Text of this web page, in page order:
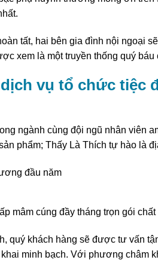
tất, hai bên gia đình nội ngoại
xem là một truyền thống quý
vụ tổ chức tiệc
ngành cùng đội ngũ nhân viên
phẩm; Thấy Là Thích tự hào là
đầu năm
mâm cúng đầy tháng trọn gói
quý khách hàng sẽ được tư vấn
minh bạch. Với phương châm